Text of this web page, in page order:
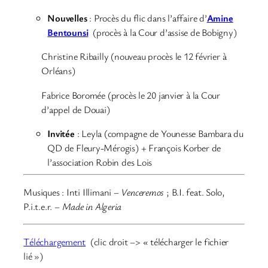
Nouvelles: Procès du flic dans l’affaire d’Amine
Bentounsi (procès à la Cour d’assise de Bobigny)
Christine Ribailly (nouveau procès le 12 février à
Orléans)
Fabrice Boromée (procès le 20 janvier à la Cour
d’appel de Douai)
Invitée : Leyla (compagne de Younesse Bambara du
QD de Fleury-Mérogis) + François Korber de
l’association Robin des Lois
Musiques : Inti Illimani – Venceremos ; B.I. feat. Solo,
P.i.t.e.r. – Made in Algeria
Téléchargement (clic droit –> « télécharger le fichier
lié »)